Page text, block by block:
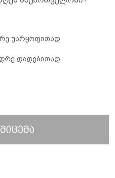
უარყოფითად
დადებითად